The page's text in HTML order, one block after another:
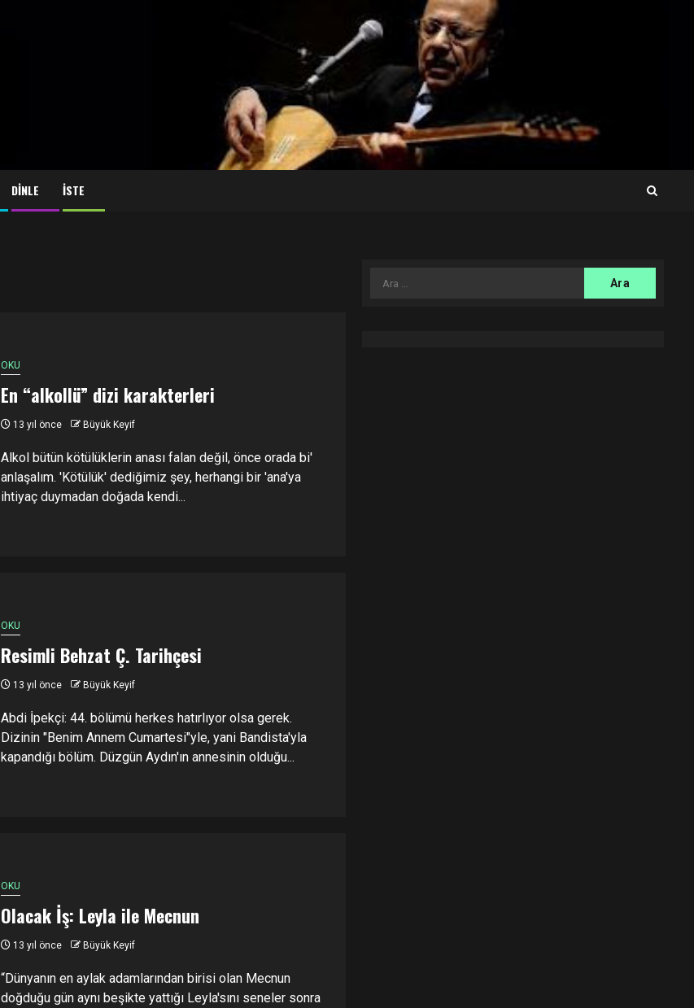
DİNLE İSTE
OKU
En “alkollü” dizi karakterleri
13 yıl önce Büyük Keyif
Alkol bütün kötülüklerin anası falan değil, önce orada bi'
anlaşalım. 'Kötülük' dediğimiz şey, herhangi bir 'ana'ya
ihtiyaç duymadan doğada kendi...
OKU
Resimli Behzat Ç. Tarihçesi
13 yıl önce Büyük Keyif
Abdi İpekçi: 44. bölümü herkes hatırlıyor olsa gerek.
Dizinin "Benim Annem Cumartesi"yle, yani Bandista'yla
kapandığı bölüm. Düzgün Aydın'ın annesinin olduğu...
OKU
Olacak İş: Leyla ile Mecnun
13 yıl önce Büyük Keyif
“Dünyanın en aylak adamlarından birisi olan Mecnun
doğduğu gün aynı beşikte yattığı Leyla'sını seneler sonra
Arama: